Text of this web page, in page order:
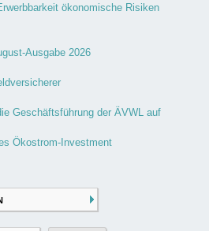
ökonomische Risiken
Ausgabe 2026
Geschäftsführung der ÄVWL auf
Ökostrom-Investment